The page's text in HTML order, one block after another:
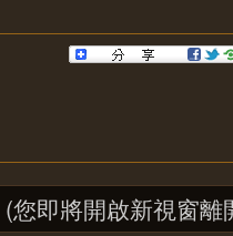
(您即將開啟新視窗離